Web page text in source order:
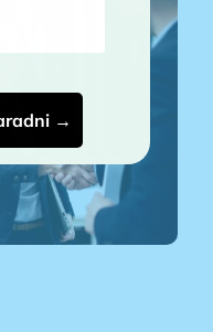
Nem akarok lemaradni →